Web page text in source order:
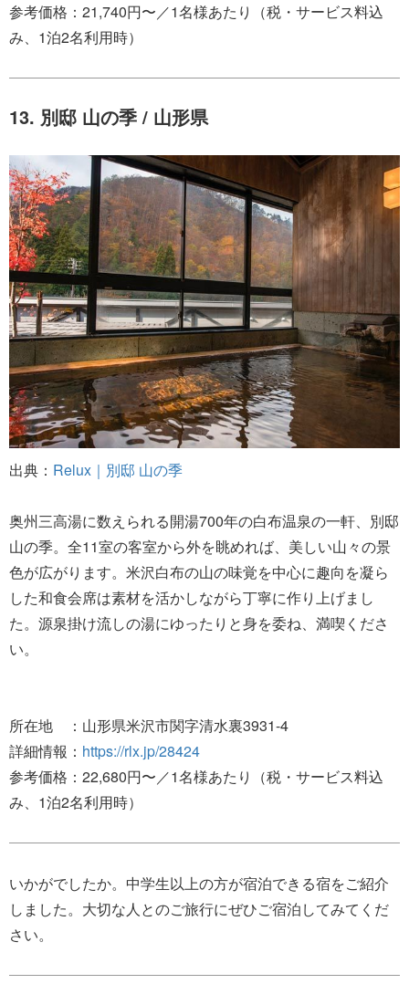
参考価格：21,740円〜／1名様あたり（税・サービス料込
み、1泊2名利用時）
13. 別邸 山の季 / 山形県
出典： Relux｜別邸 山の季
奥州三高湯に数えられる開湯700年の白布温泉の一軒、別邸
山の季。全11室の客室から外を眺めれば、美しい山々の景
色が広がります。米沢白布の山の味覚を中心に趣向を凝ら
した和食会席は素材を活かしながら丁寧に作り上げまし
た。源泉掛け流しの湯にゆったりと身を委ね、満喫くださ
い。
所在地 ：山形県米沢市関字清水裏3931-4
詳細情報： https://rlx.jp/28424
参考価格：22,680円〜／1名様あたり（税・サービス料込
み、1泊2名利用時）
いかがでしたか。中学生以上の方が宿泊できる宿をご紹介
しました。大切な人とのご旅行にぜひご宿泊してみてくだ
さい。